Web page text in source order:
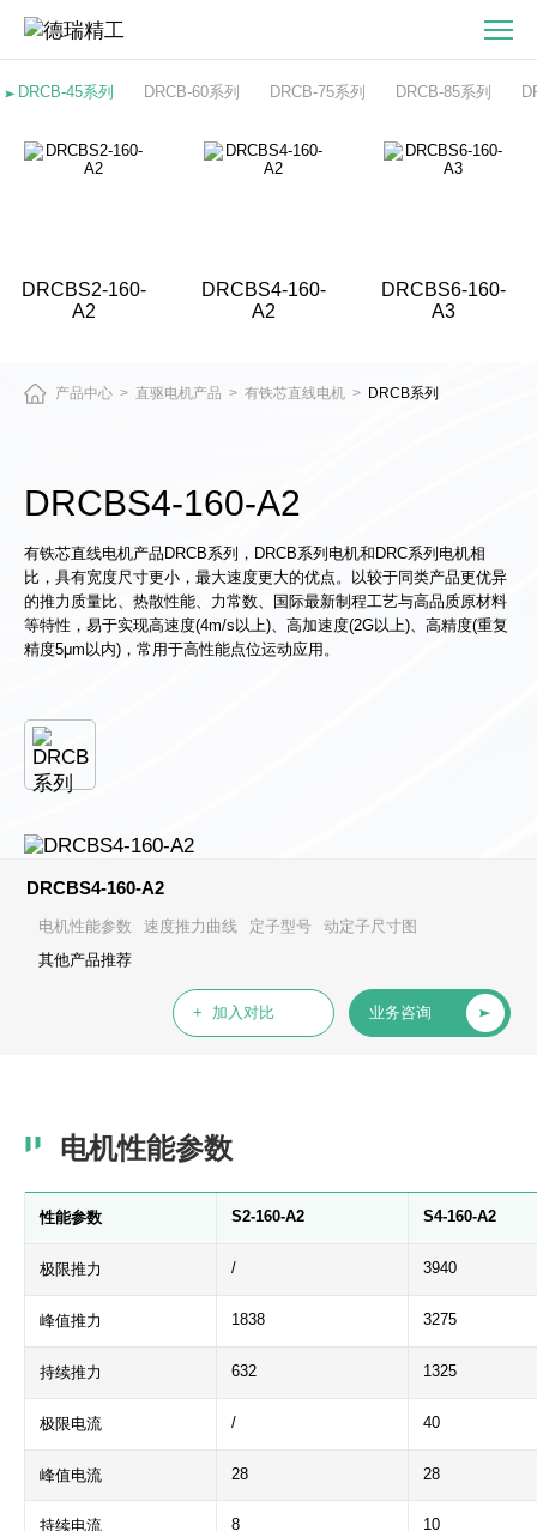
DRCBS4-
160-
A2
有
机
DRCB-45系列 DRCB-60系列 DRCB-75系列 DRCB-85系列
DRCBS2-160-
A2
DRCBS4-160-
A2
DRCBS6-160-
A3
产品中心 > 直驱电机产品 > 有铁芯直线电机 > DRCB系列
DRCBS4-160-A2
有铁芯直线电机产品DRCB系列，DRCB系列电机和DRC系列电机相
比，具有宽度尺寸更小，最大速度更大的优点。以较于同类产品更优异
的推力质量比、热散性能、力常数、国际最新制程工艺与高品质原材料
等特性，易于实现高速度(4m/s以上)、高加速度(2G以上)、高精度(重复
精度5μm以内)，常用于高性能点位运动应用。
DRCBS4-160-A2
电机性能参数 速度推力曲线 定子型号
动定子尺寸图
其他产品推荐
+ 加入对比 业务咨询
电机性能参数
性能参数 S2-160-A2 S4-160-A2
极限推力 / 3940
峰值推力 1838 3275
持续推力 632 1325
极限电流 / 40
峰值电流 28 28
持续电流 8 10